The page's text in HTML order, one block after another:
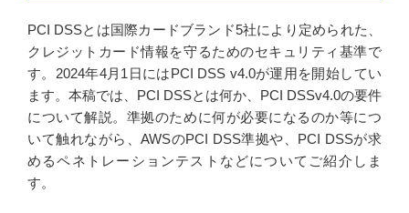
PCI DSSとは国際カードブランド5社により定められた、
クレジットカード情報を守るためのセキュリティ基準で
す。2024年4月1日にはPCI DSS v4.0が運用を開始してい
ます。本稿では、PCI DSSとは何か、PCI DSSv4.0の要件
について解説。準拠のために何が必要になるのか等につ
いて触れながら、AWSのPCI DSS準拠や、PCI DSSが求
めるペネトレーションテストなどについてご紹介しま
す。